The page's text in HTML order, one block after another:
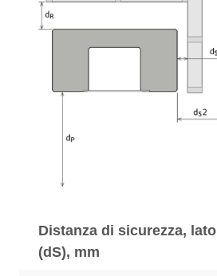
Distanza di sicurezza, lato
(dS), mm